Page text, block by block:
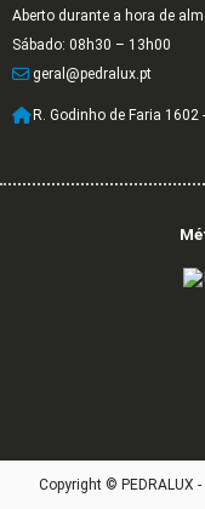
Aberto durante a hora de
Sábado: 08h30 – 13h00
geral@pedralux.pt
R. Godinho de Faria
Copyright © PEDRALUX